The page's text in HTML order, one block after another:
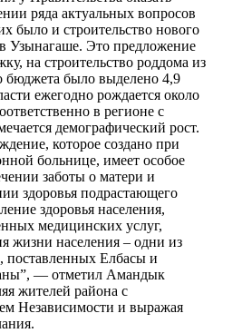
ряда актуальных вопросов
было и строительство нового
Узынагаше. Это предложение
на строительство роддома из
бюджета было выделено 4,9
ежегодно рождается около
в регионе с
демографический рост.
которое создано при
больнице, имеет особое
заботы о матери и
здоровья подрастающего
здоровья населения,
медицинских услуг,
жизни населения – одни из
поставленных Елбасы и
— отметил Амандык
жителей района с
Независимости и выражая